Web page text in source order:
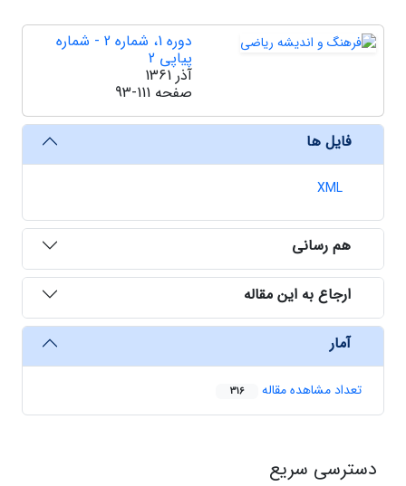
دوره 1، شماره 2 - شماره
پیاپی 2
آذر 1361
صفحه 93-111
فایل ها
XML
هم رسانی
ارجاع به این مقاله
آمار
تعداد مشاهده مقاله 316
دسترسی سریع